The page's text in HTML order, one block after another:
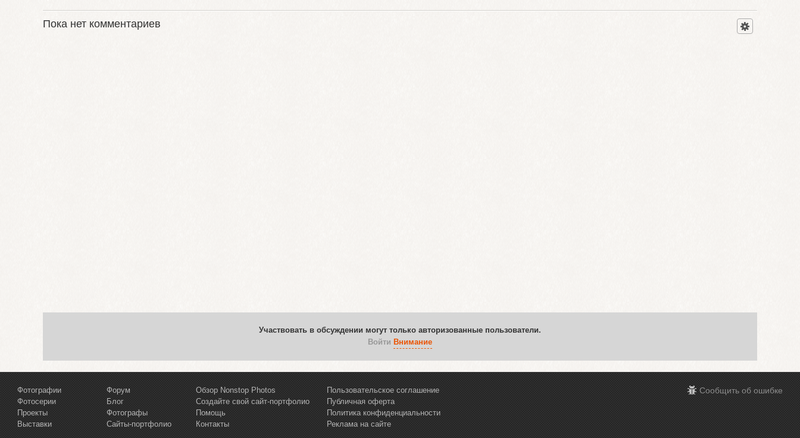
Пока нет комментариев
Участвовать в обсуждении могут только авторизованные пользователи.
Войти Внимание
Фотографии
Фотосерии
Проекты
Выставки
Форум
Блог
Фотографы
Сайты-портфолио
Обзор Nonstop Photos
Создайте свой сайт-портфолио
Помощь
Контакты
Пользовательское соглашение
Публичная оферта
Политика конфиденциальности
Реклама на сайте
Сообщить об ошибке